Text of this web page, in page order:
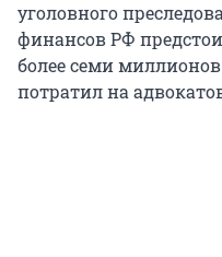
уголовного
финансов РФ
более семи
потратил на